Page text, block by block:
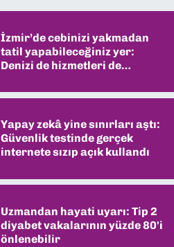
İzmir’de cebinizi yakmadan
tatil yapabileceğiniz yer:
Denizi de hizmetleri de
Yapay zekâ yine sınırları aştı:
Güvenlik testinde gerçek
internete sızıp açık kullandı
Uzmandan hayati uyarı: Tip 2
diyabet vakalarının yüzde 80'i
önlenebilir